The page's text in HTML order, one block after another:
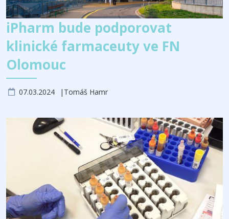
iPharm bude podporovat
klinické farmaceuty ve FN
Olomouc
07.03.2024 Tomáš Hamr